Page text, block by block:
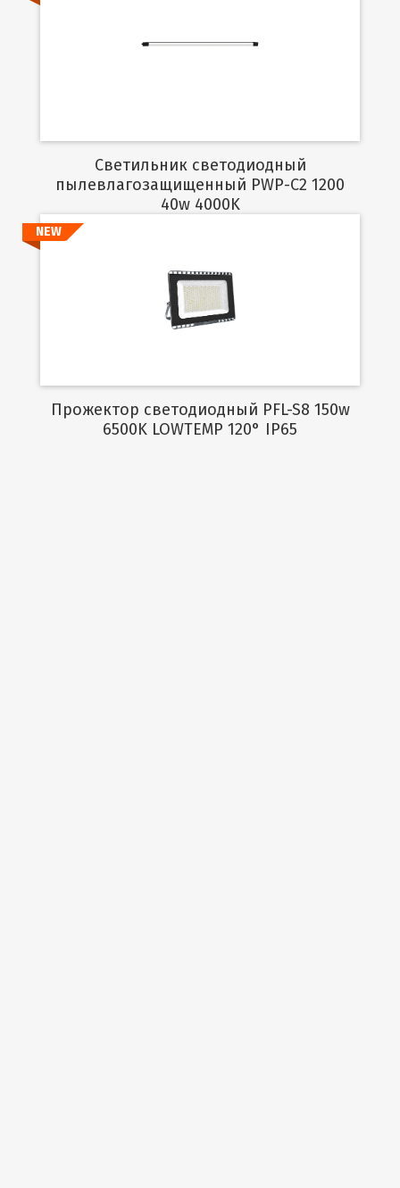
Светильник светодиодный
пылевлагозащищенный PWP-C2 1200
40w 4000K
Подробнее
NEW
Прожектор светодиодный PFL-S8 150w
6500K LOWTEMP 120° IP65